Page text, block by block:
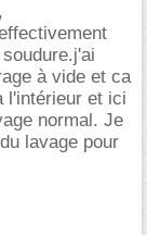
à vide et ca
l'intérieur et ici
normal. Je
lavage pour